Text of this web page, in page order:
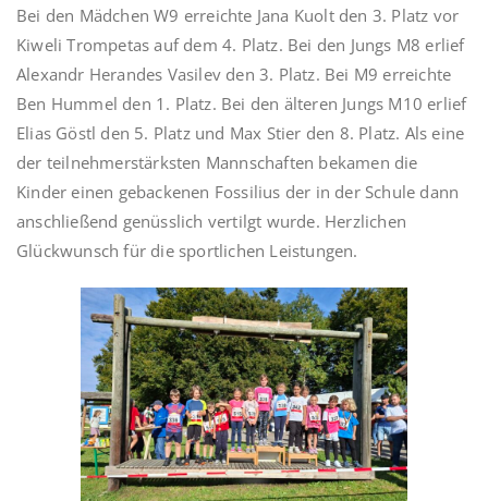
Bei den Mädchen W9 erreichte Jana Kuolt den 3. Platz vor
Kiweli Trompetas auf dem 4. Platz. Bei den Jungs M8 erlief
Alexandr Herandes Vasilev den 3. Platz. Bei M9 erreichte
Ben Hummel den 1. Platz. Bei den älteren Jungs M10 erlief
Elias Göstl den 5. Platz und Max Stier den 8. Platz. Als eine
der teilnehmerstärksten Mannschaften bekamen die
Kinder einen gebackenen Fossilius der in der Schule dann
anschließend genüsslich vertilgt wurde. Herzlichen
Glückwunsch für die sportlichen Leistungen.